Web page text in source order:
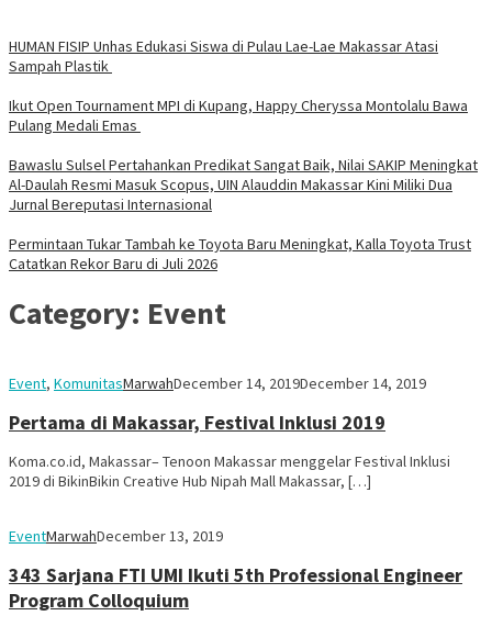
HUMAN FISIP Unhas Edukasi Siswa di Pulau Lae-Lae Makassar Atasi
Sampah Plastik
Ikut Open Tournament MPI di Kupang, Happy Cheryssa Montolalu Bawa
Pulang Medali Emas
Bawaslu Sulsel Pertahankan Predikat Sangat Baik, Nilai SAKIP Meningkat
Al-Daulah Resmi Masuk Scopus, UIN Alauddin Makassar Kini Miliki Dua
Jurnal Bereputasi Internasional
Permintaan Tukar Tambah ke Toyota Baru Meningkat, Kalla Toyota Trust
Catatkan Rekor Baru di Juli 2026
Category: Event
Event, KomunitasMarwahDecember 14, 2019December 14, 2019
Pertama di Makassar, Festival Inklusi 2019
Koma.co.id, Makassar– Tenoon Makassar menggelar Festival Inklusi
2019 di BikinBikin Creative Hub Nipah Mall Makassar, […]
EventMarwahDecember 13, 2019
343 Sarjana FTI UMI Ikuti 5th Professional Engineer
Program Colloquium